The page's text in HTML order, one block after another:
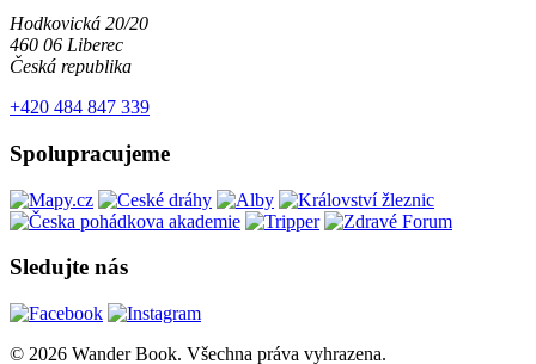
Hodkovická 20/20
460 06 Liberec
Česká republika
+420 484 847 339
Spolupracujeme
Sledujte nás
© 2026 Wander Book. Všechna práva vyhrazena.